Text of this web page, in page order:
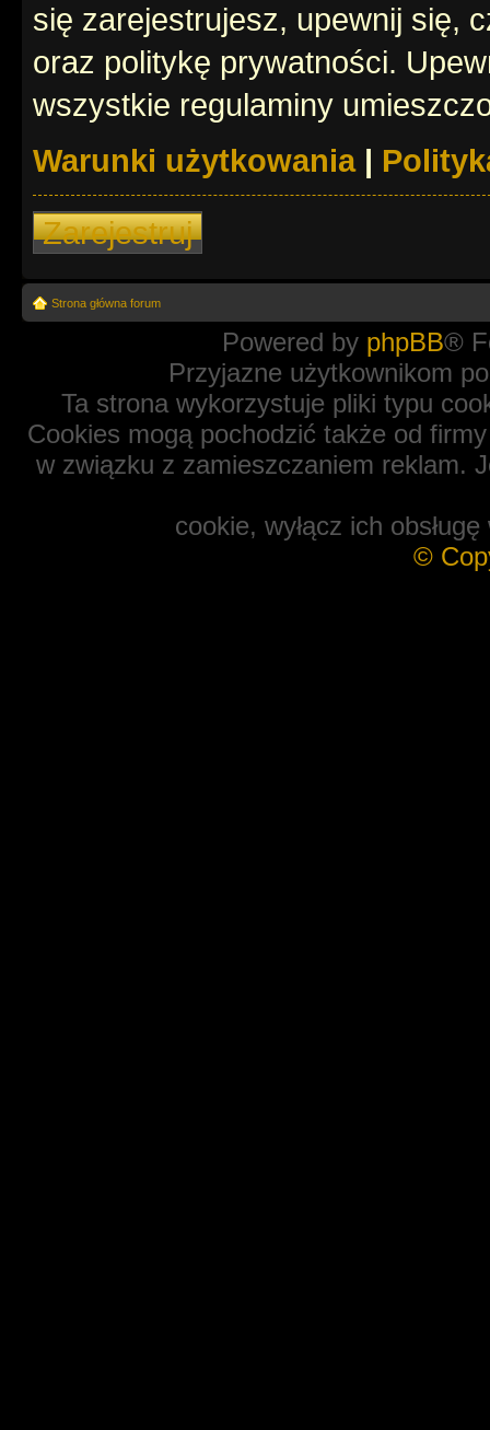
się zarejestrujesz, upewnij się,
oraz politykę prywatności.
wszystkie regulaminy
Warunki użytkowania|
Zarejestruj
Strona główna forum
Powered by phpBB®
Przyjazne użytkownikom
Ta strona wykorzystuje pliki typu
Cookies mogą pochodzić także od
w związku z zamieszczaniem reklam.
cookie, wyłącz ich
©